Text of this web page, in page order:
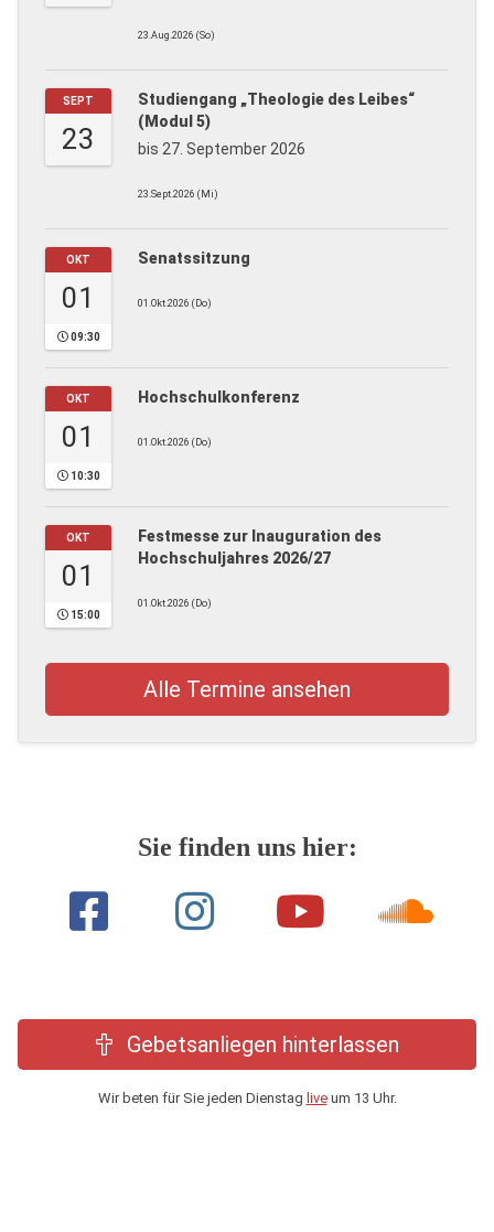
23.Aug.2026 (So)
SEPT
23
Studiengang „Theologie des Leibes“
(Modul 5)
bis 27. September 2026
23.Sept.2026 (Mi)
OKT
01
09:30
Senatssitzung
01.Okt.2026 (Do)
OKT
01
10:30
Hochschulkonferenz
01.Okt.2026 (Do)
OKT
01
15:00
Festmesse zur Inauguration des
Hochschuljahres 2026/27
01.Okt.2026 (Do)
Alle Termine ansehen
Sie finden uns hier:
Gebetsanliegen hinterlassen
Wir beten für Sie jeden Dienstag liveum 13 Uhr.